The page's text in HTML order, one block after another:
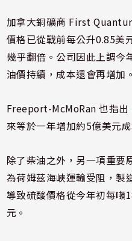
加拿大銅礦商 First
價格已從戰前每公升0.85美
幾乎翻倍。公司因此上調今
油價持續，成本還會再增加。
Freeport-McMoRan 也指
來等於一年增加約5億美元成
除了柴油之外，另一項重要
為荷姆茲海峽運輸受阻，製
導致硫酸價格從今年初每噸
元。